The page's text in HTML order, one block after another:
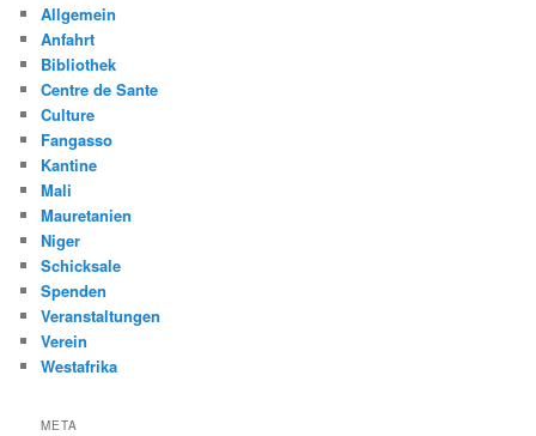
Allgemein
Anfahrt
Bibliothek
Centre de Sante
Culture
Fangasso
Kantine
Mali
Mauretanien
Niger
Schicksale
Spenden
Veranstaltungen
Verein
Westafrika
META